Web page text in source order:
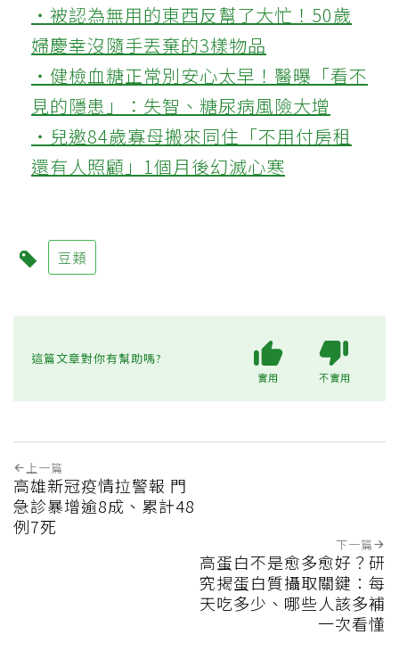
‧被認為無用的東西反幫了大忙！50歲
婦慶幸沒隨手丟棄的3樣物品
‧健檢血糖正常別安心太早！醫曝「看不
見的隱患」：失智、糖尿病風險大增
‧兒邀84歲寡母搬來同住「不用付房租
還有人照顧」1個月後幻滅心寒
豆類
這篇文章對你有幫助嗎?
實用 不實用
上一篇
高雄新冠疫情拉警報 門
急診暴增逾8成、累計48
例7死
下一篇
高蛋白不是愈多愈好？研
究揭蛋白質攝取關鍵：每
天吃多少、哪些人該多補
一次看懂